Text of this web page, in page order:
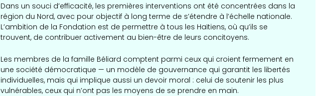
Dans un souci d’efficacité, les premières interventions ont été concentrées dans la
région du Nord, avec pour objectif à long terme de s’étendre à l’échelle nationale.
L’ambition de la Fondation est de permettre à tous les Haïtiens, où qu’ils se
trouvent, de contribuer activement au bien-être de leurs concitoyens.
Les membres de la famille Béliard comptent parmi ceux qui croient fermement en
une société démocratique — un modèle de gouvernance qui garantit les libertés
individuelles, mais qui implique aussi un devoir moral : celui de soutenir les plus
vulnérables, ceux qui n’ont pas les moyens de se prendre en main.